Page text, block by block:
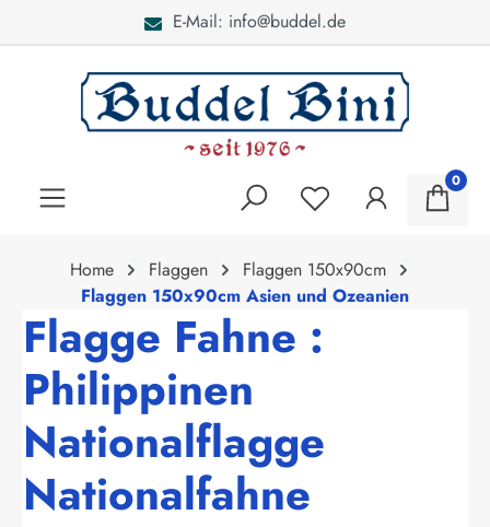
E-Mail: info@buddel.de
0
Home Flaggen
Flaggen 150x90cm
Flaggen 150x90cm Asien und Ozeanien
Flagge Fahne :
Philippinen
Nationalflagge
Nationalfahne